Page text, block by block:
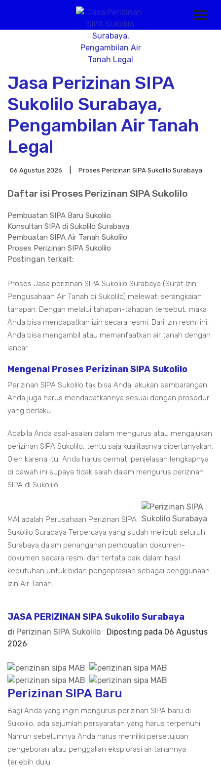
Jasa Perizinan SIPA
Sukolilo Surabaya,
Pengambilan Air Tanah
Legal
06 Agustus 2026 Proses Perizinan SIPA Sukolilo Surabaya
Daftar isi Proses Perizinan SIPA Sukolilo
Pembuatan SIPA Baru Sukolilo
Konsultan SIPA di Sukolilo Surabaya
Pembuatan SIPA Air Tanah Sukolilo
Proses Perizinan SIPA Sukolilo
Postingan terkait:
Proses Jasa perizinan SIPA Sukolilo Surabaya (Surat Izin
Pengusahaan Air Tanah di Sukolilo) melewati serangkaian
tahapan. Dengan melalui tahapan-tahapan tersebut, maka
Anda bisa mendapatkan izin secara resmi. Dari izin resmi ini,
Anda bisa mengambil atau memanfaatkan air tanah dengan
lancar.
Mengenal Proses Perizinan SIPA Sukolilo
Perizinan SIPA Sukolilo tak bisa Anda lakukan sembarangan.
Anda juga harus mendapatkannya sesuai dengan prosedur
yang berlaku.
Apabila Anda asal-asalan dalam mengurus atau mengajukan
perizinan SIPA Sukolilo, tentu saja kualitasnya dipertanyakan.
Oleh karena itu, Anda harus cermati penjelasan lengkapnya
di bawah ini supaya tidak salah dalam mengurus perizinan
SIPA di Sukolilo.
MAI adalah Perusahaan Perizinan SIPA
Sukolilo Surabaya Terpercaya yang sudah meliputi seluruh
Surabaya dalam penanganan pembuatan dokumen-
dokumen secara resmi dan tertata baik dalam hasil
kebutuhan untuk bidan pengoprasian sebagai penggunaan
Izin Air Tanah.
JASA PERIZINAN SIPA Sukolilo Surabaya
di Perizinan SIPA Sukolilo Diposting pada 06 Agustus
2026
Perizinan SIPA Baru
Bagi Anda yang ingin mengurus perizinan SIPA baru di
Sukolilo, ada sejumlah persyaratan yang harus terpenuhi.
Namun sebelumnya Anda harus memiliki persetujuan
pengeboran atau penggalian eksplorasi air tanahnya
terlebih dulu.